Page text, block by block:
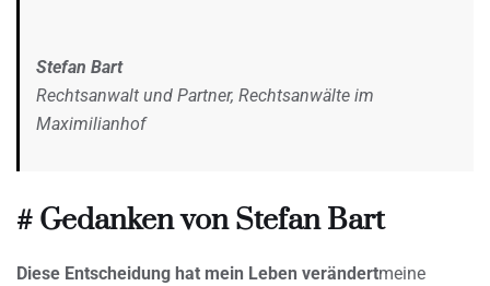
Stefan Bart
Rechtsanwalt und Partner, Rechtsanwälte im
Maximilianhof
# Gedanken von Stefan Bart
Diese Entscheidung hat mein Leben verändertmeine